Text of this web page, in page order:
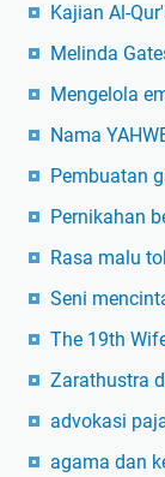
Kajian Al-
Melinda
Mengelola
Nama
Pembuatan
Pernikahan
Rasa malu
Seni
The 19th
Zarathustra
advokasi
agama dan